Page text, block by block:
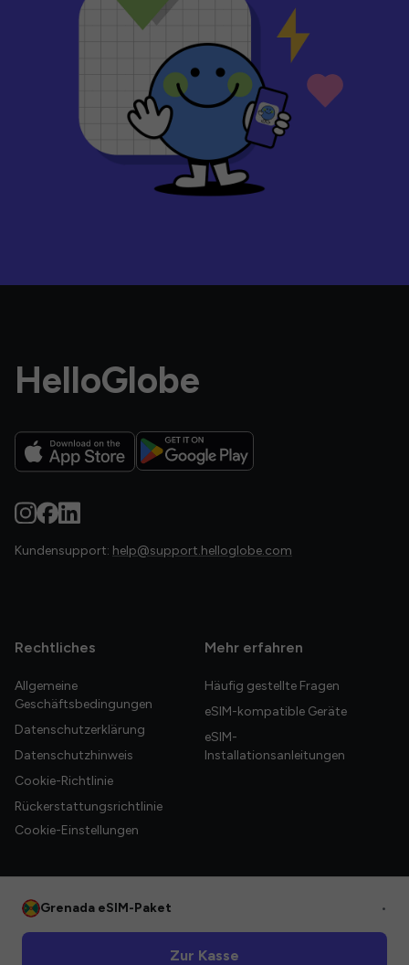
HelloGlobe
Kundensupport: help@support.helloglobe.com
Rechtliches
Allgemeine
Geschäftsbedingungen
Datenschutzerklärung
Datenschutzhinweis
Cookie-Richtlinie
Rückerstattungsrichtlinie
Cookie-Einstellungen
Mehr erfahren
Häufig gestellte Fragen
eSIM-kompatible Geräte
eSIM-
Installationsanleitungen
Grenada eSIM-Paket •
Zur Kasse